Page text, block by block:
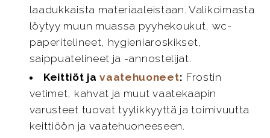
laadukkaista materiaaleistaan. Valikoimasta
löytyy muun muassa pyyhekoukut, wc-
paperitelineet, hygieniaroskikset,
saippuatelineet ja -annostelijat.
Keittiöt javaatehuoneet: Frostin
vetimet, kahvat ja muut vaatekaapin
varusteet tuovat tyylikkyyttä ja toimivuutta
keittiöön ja vaatehuoneeseen.